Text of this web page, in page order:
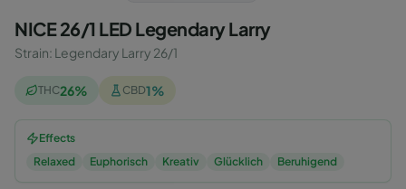
NICE 26/1 LED Legendary Larry
Strain: Legendary Larry 26/1
THC26% CBD1%
Effects
Relaxed
Euphorisch Kreativ Glücklich Beruhigend